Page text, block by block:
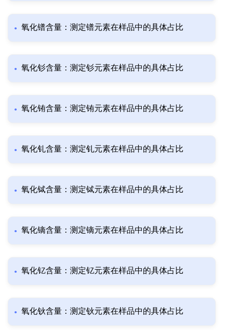
氧化镨含量：测定镨元素在样品中的具体占比
氧化钐含量：测定钐元素在样品中的具体占比
氧化铕含量：测定铕元素在样品中的具体占比
氧化钆含量：测定钆元素在样品中的具体占比
氧化铽含量：测定铽元素在样品中的具体占比
氧化镝含量：测定镝元素在样品中的具体占比
氧化钇含量：测定钇元素在样品中的具体占比
氧化钬含量：测定钬元素在样品中的具体占比